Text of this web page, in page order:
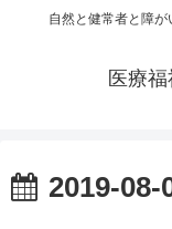
自然と健常者と障
医療
2019-08-